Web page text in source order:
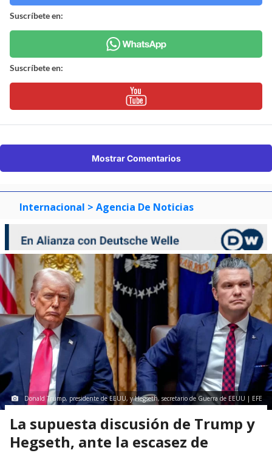
Suscríbete en:
Suscríbete en:
Mostrar Comentarios
Internacional > Agencia De Noticias
Donald Trump, presidente de EEUU, y Hegseth, secretario de Guerra de EEUU | EFE
La supuesta discusión de Trump y
Hegseth, ante la escasez de